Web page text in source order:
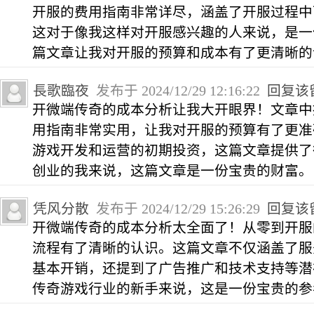
开服的费用指南非常详尽，涵盖了开服过程
这对于像我这样对开服感兴趣的人来说，是
篇文章让我对开服的预算和成本有了更清晰
長歌臨夜 发布于 2024/12/29 12:16:22
回复该
开微端传奇的成本分析让我大开眼界！文章
用指南非常实用，让我对开服的预算有了更
游戏开发和运营的初期投资，这篇文章提供
创业的我来说，这篇文章是一份宝贵的财富。
凭风分散 发布于 2024/12/29 15:26:29
回复该
开微端传奇的成本分析太全面了！从零到开
流程有了清晰的认识。这篇文章不仅涵盖了
基本开销，还提到了广告推广和技术支持等
传奇游戏行业的新手来说，这是一份宝贵的